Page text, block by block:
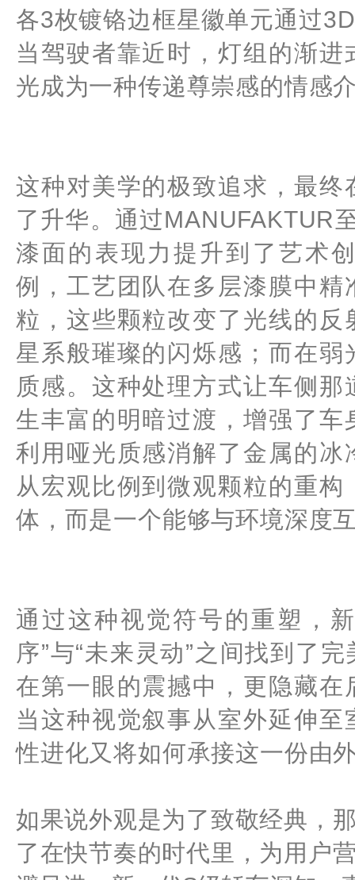
各3枚镀铬边框星徽单元通过
当驾驶者靠近时，灯组的渐
光成为一种传递尊崇感的情感
这种对美学的极致追求，最
了升华。通过MANUFAKTUR
漆面的表现力提升到了艺术
例，工艺团队在多层漆膜中
粒，这些颗粒改变了光线的
星系般璀璨的闪烁感；而在
质感。这种处理方式让车侧
生丰富的明暗过渡，增强了
利用哑光质感消解了金属的
从宏观比例到微观颗粒的重
体，而是一个能够与环境深度
通过这种视觉符号的重塑，
序”与“未来灵动”之间找到了
在第一眼的震撼中，更隐藏
当这种视觉叙事从室外延伸
性进化又将如何承接这一份由
如果说外观是为了致敬经典，
了在快节奏的时代里，为用户